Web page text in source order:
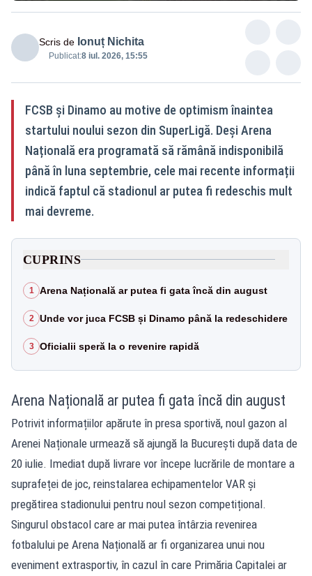
Scris de Ionuț Nichita
Publicat:8 iul. 2026, 15:55
FCSB și Dinamo au motive de optimism înaintea
startului noului sezon din SuperLigă. Deși Arena
Națională era programată să rămână indisponibilă
până în luna septembrie, cele mai recente informații
indică faptul că stadionul ar putea fi redeschis mult
mai devreme.
CUPRINS
1 Arena Națională ar putea fi gata încă din august
2 Unde vor juca FCSB și Dinamo până la redeschidere
3 Oficialii speră la o revenire rapidă
Arena Națională ar putea fi gata încă din august
Potrivit informațiilor apărute în presa sportivă, noul gazon al
Arenei Naționale urmează să ajungă la București după data de
20 iulie. Imediat după livrare vor începe lucrările de montare a
suprafeței de joc, reinstalarea echipamentelor VAR și
pregătirea stadionului pentru noul sezon competițional.
Singurul obstacol care ar mai putea întârzia revenirea
fotbalului pe Arena Națională ar fi organizarea unui nou
eveniment extrasportiv, în cazul în care Primăria Capitalei ar